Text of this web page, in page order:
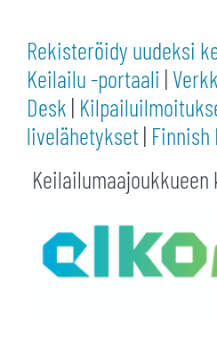
Rekisteröidy uudeksi
Keilailu -portaali |
Desk |
livelähetykset| Finnish
Keilailumaajoukkueen